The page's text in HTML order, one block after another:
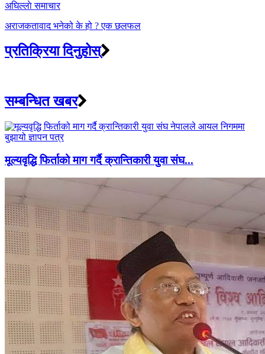
अघिल्लाे समाचार
अराजकतावाद भनेको के हो ? एक छलफल
प्रतिक्रिया दिनुहोस्
सम्बन्धित खबर
मूल्यवृद्धि फिर्ताको माग गर्दै क्रान्तिकारी युवा संघ...